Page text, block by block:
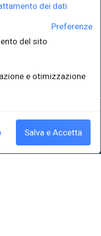
- P.E.C.: ateneo@pec.units.it
dei dati
Preferenze
del sito
e otimizzazione
Salva e Accetta